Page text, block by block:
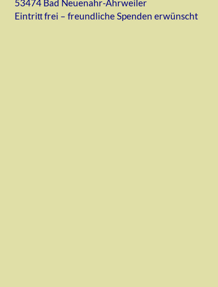
53474 Bad Neuenahr-Ahrweiler
Eintritt frei – freundliche Spenden erwünscht